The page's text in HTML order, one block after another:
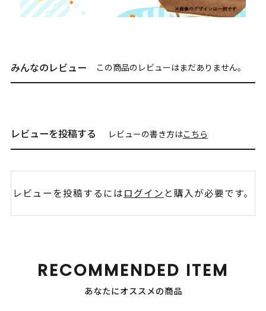
みんなのレビュー この商品のレビューはまだありません。
レビューを投稿する レビューの書き方はこちら
レビューを投稿するにはログイン と購入が必要です。
RECOMMENDED ITEM
あなたにオススメの商品